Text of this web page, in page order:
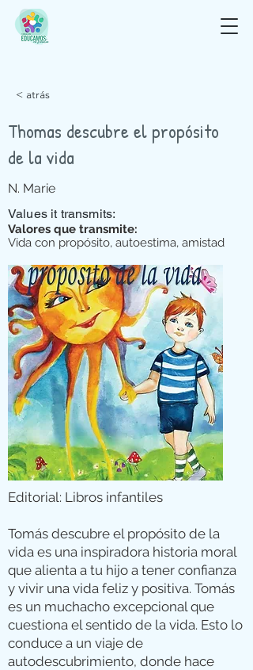
< atrás
Thomas descubre el propósito
de la vida
N. Marie
Values it transmits:
Valores que transmite:
Vida con propósito, autoestima, amistad
Editorial: Libros infantiles
Tomás descubre el propósito de la
vida es una inspiradora historia moral
que alienta a tu hijo a tener confianza
y vivir una vida feliz y positiva. Tomás
es un muchacho excepcional que
cuestiona el sentido de la vida. Esto lo
conduce a un viaje de
autodescubrimiento, donde hace